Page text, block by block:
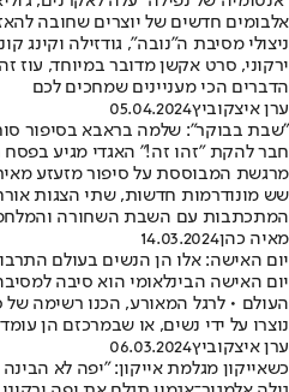
אלבומים חדשים של יוצרים שחובה
ניצולי מסיבת ה"נובה", גודזילה וקינג
ירקוני, סרט אקשן מדובר במיוחד, עוז
הדברים הכי מעניינים שמחכים לכם
ערן איצקוביץ05.04.2024
"שבת בבוקר": שלמה בראבא בסיפור
חבר להקת "זהו זה!" האגדי מגיע בפסח
שש מונודרמות חדשות, שתי הצגות
המתכתבות עם השבת השחורה
מאיה כהן14.03.2024
יום האישה: אלו הן הנשים בעולם
יום האישה הבינלאומי הוא סיבה
העולם • לרגל המאורע, הכנו רשימה
נוצרו על ידי נשים, או שבמרכזם הן
ערן איצקוביץ06.03.2024
כשאייקון מגלמת אייקון: "יפה לא